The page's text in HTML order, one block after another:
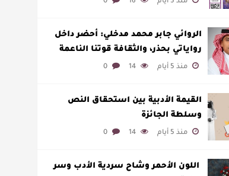
الروائي جابر محمد مدخلي: أحضر داخل
رواياتي بحذر، والثقافة قوتنا الناعمة
لمخاطبة العالم.
منذ 5 أيام 14
0
القيمة الأدبية بين استحقاق النص
وسلطة الجائزة
منذ 5 أيام 14
0
​ اللون الأحمر وشاح سردية الأدب وسر